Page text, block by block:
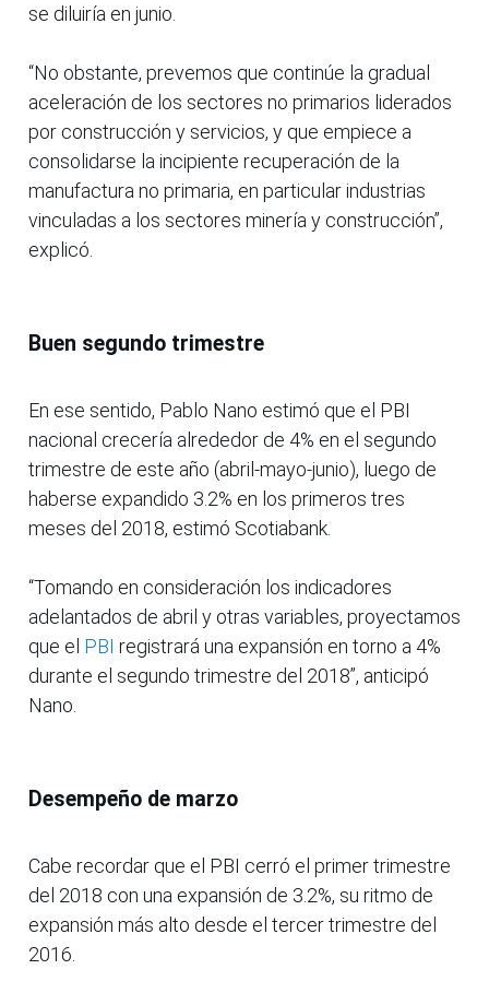
se diluiría en junio.
“No obstante, prevemos que continúe la gradual
aceleración de los sectores no primarios liderados
por construcción y servicios, y que empiece a
consolidarse la incipiente recuperación de la
manufactura no primaria, en particular industrias
vinculadas a los sectores minería y construcción”,
explicó.
Buen segundo trimestre
En ese sentido, Pablo Nano estimó que el PBI
nacional crecería alrededor de 4% en el segundo
trimestre de este año (abril-mayo-junio), luego de
haberse expandido 3.2% en los primeros tres
meses del 2018, estimó Scotiabank.
“Tomando en consideración los indicadores
adelantados de abril y otras variables, proyectamos
que el PBI registrará una expansión en torno a 4%
durante el segundo trimestre del 2018”, anticipó
Nano.
Desempeño de marzo
Cabe recordar que el PBI cerró el primer trimestre
del 2018 con una expansión de 3.2%, su ritmo de
expansión más alto desde el tercer trimestre del
2016.